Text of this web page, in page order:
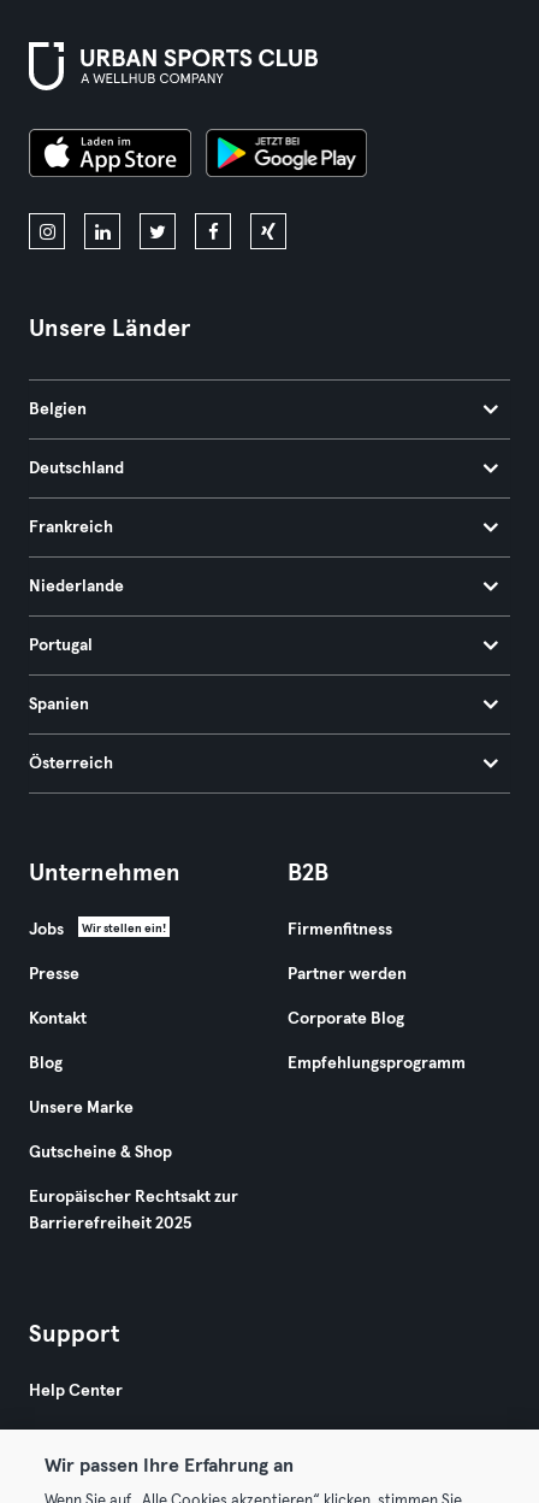
Unsere Länder
Belgien
Deutschland
Frankreich
Niederlande
Portugal
Spanien
Österreich
Unternehmen
Jobs Wir stellen ein!
Presse
Kontakt
Blog
Unsere Marke
Gutscheine & Shop
Europäischer Rechtsakt zur
Barrierefreiheit 2025
B2B
Firmenfitness
Partner werden
Corporate Blog
Empfehlungsprogramm
Support
Help Center
Wir passen Ihre Erfahrung an